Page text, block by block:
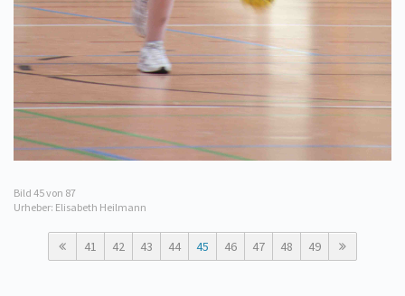
Bild 45von 87
Urheber: Elisabeth Heilmann
41 42 43 44 45 46 47 48 49